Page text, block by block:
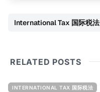
International Tax 国际税法
RELATED POSTS
INTERNATIONAL TAX 国际税法